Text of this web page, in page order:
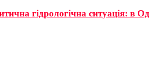
гідрологічна ситуація: в